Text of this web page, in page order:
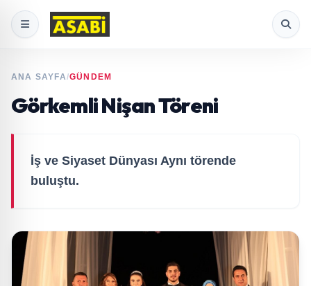
ANA SAYFA/GÜNDEM
Görkemli Nişan Töreni
İş ve Siyaset Dünyası Aynı törende
buluştu.